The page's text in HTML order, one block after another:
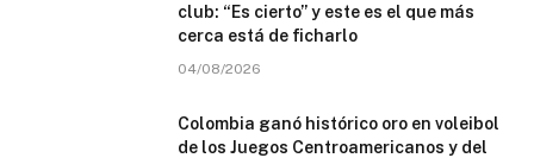
club: “Es cierto” y este es el que más
cerca está de ficharlo
04/08/2026
Colombia ganó histórico oro en voleibol
de los Juegos Centroamericanos y del